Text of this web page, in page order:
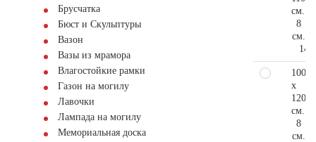
Брусчатка
Бюст и Скульптуры
Вазон
Вазы из мрамора
Влагостойкие рамки
Газон на могилу
Лавочки
Лампада на могилу
Мемориальная доска
см.
8
см.
100
x
120
см.
8
см.